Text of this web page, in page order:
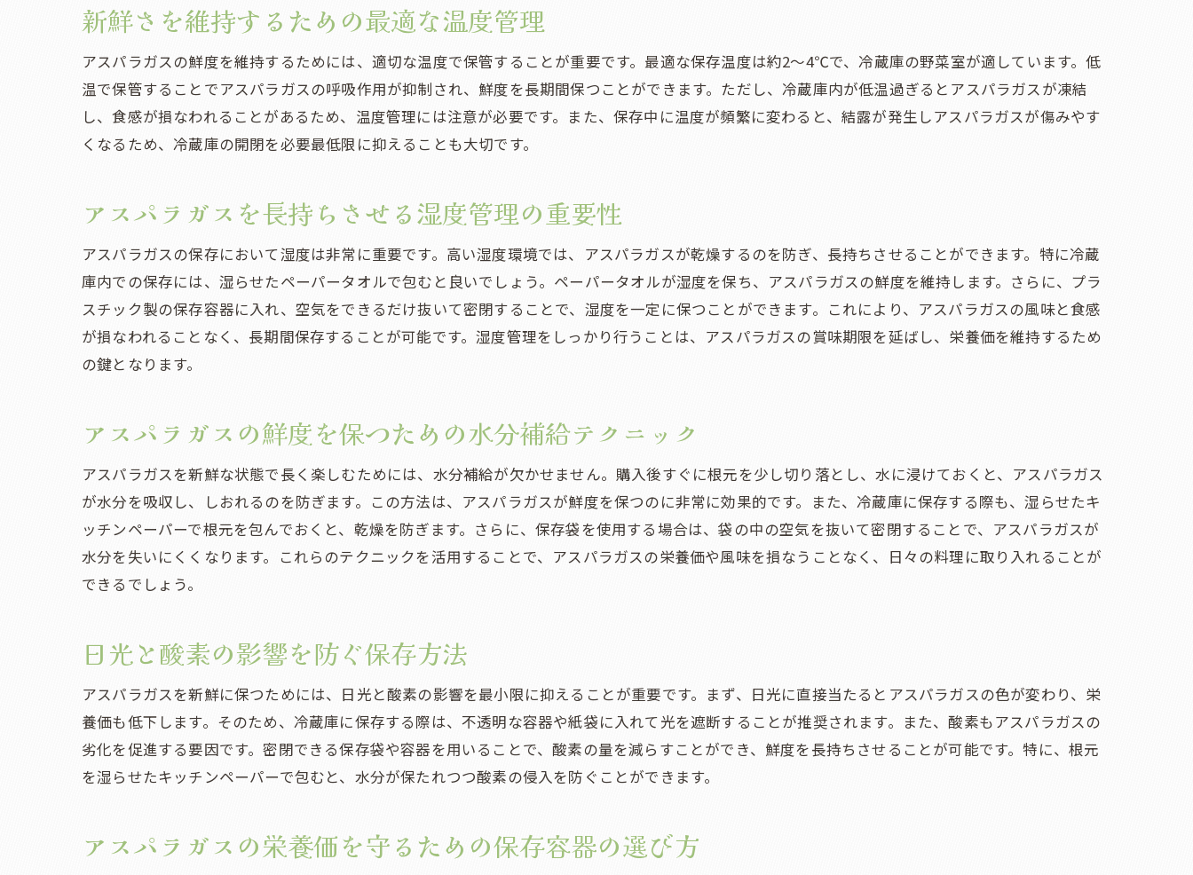
調理前の保存で注意したいポイント
保存期間中に避けるべき環境要因
風味を保持するための下茹でテクニック
風味を長持ちさせるための家庭用保存機器の活用法
アスパラガスの香りを逃さない保存法
温度と湿度の最適管理方法
アスパラガスを立てて保存する際の工夫
ペーパータオルを使用した湿気管理
冷蔵庫内での保存位置の見直し
栄養素を保持するためのカット方法
アスパラガスの色落ちを防ぐ保存法
栄養価を高めるための保存温度の調整
保存期間中に実施すべき品質確認
適正湿度を維持するための環境設定
湿度管理のための家庭用機器の活用
アスパラガスが乾燥しないための工夫
湿度計を使用した正確な管理方法
アスパラガスの賞味期限を伸ばす冷凍保存の利点と方法
冷凍保存前の準備ステップ
新鮮さを維持するための最適な温度管理
アスパラガスの鮮度を維持するためには、適切な温度で保管することが重要です。最適な保存温度は約2〜4℃で、冷蔵庫の野菜室が適しています。低
温で保管することでアスパラガスの呼吸作用が抑制され、鮮度を長期間保つことができます。ただし、冷蔵庫内が低温過ぎるとアスパラガスが凍結
し、食感が損なわれることがあるため、温度管理には注意が必要です。また、保存中に温度が頻繁に変わると、結露が発生しアスパラガスが傷みやす
くなるため、冷蔵庫の開閉を必要最低限に抑えることも大切です。
アスパラガスを長持ちさせる湿度管理の重要性
アスパラガスの保存において湿度は非常に重要です。高い湿度環境では、アスパラガスが乾燥するのを防ぎ、長持ちさせることができます。特に冷蔵
庫内での保存には、湿らせたペーパータオルで包むと良いでしょう。ペーパータオルが湿度を保ち、アスパラガスの鮮度を維持します。さらに、プラ
スチック製の保存容器に入れ、空気をできるだけ抜いて密閉することで、湿度を一定に保つことができます。これにより、アスパラガスの風味と食感
が損なわれることなく、長期間保存することが可能です。湿度管理をしっかり行うことは、アスパラガスの賞味期限を延ばし、栄養価を維持するため
の鍵となります。
アスパラガスの鮮度を保つための水分補給テクニック
アスパラガスを新鮮な状態で長く楽しむためには、水分補給が欠かせません。購入後すぐに根元を少し切り落とし、水に浸けておくと、アスパラガス
が水分を吸収し、しおれるのを防ぎます。この方法は、アスパラガスが鮮度を保つのに非常に効果的です。また、冷蔵庫に保存する際も、湿らせたキ
ッチンペーパーで根元を包んでおくと、乾燥を防ぎます。さらに、保存袋を使用する場合は、袋の中の空気を抜いて密閉することで、アスパラガスが
水分を失いにくくなります。これらのテクニックを活用することで、アスパラガスの栄養価や風味を損なうことなく、日々の料理に取り入れることが
できるでしょう。
日光と酸素の影響を防ぐ保存方法
アスパラガスを新鮮に保つためには、日光と酸素の影響を最小限に抑えることが重要です。まず、日光に直接当たるとアスパラガスの色が変わり、栄
養価も低下します。そのため、冷蔵庫に保存する際は、不透明な容器や紙袋に入れて光を遮断することが推奨されます。また、酸素もアスパラガスの
劣化を促進する要因です。密閉できる保存袋や容器を用いることで、酸素の量を減らすことができ、鮮度を長持ちさせることが可能です。特に、根元
を湿らせたキッチンペーパーで包むと、水分が保たれつつ酸素の侵入を防ぐことができます。
アスパラガスの栄養価を守るための保存容器の選び方